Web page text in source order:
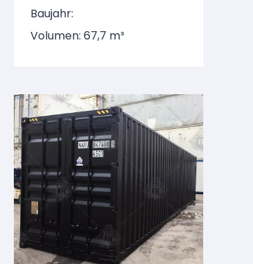
Baujahr:
Volumen: 67,7 m³